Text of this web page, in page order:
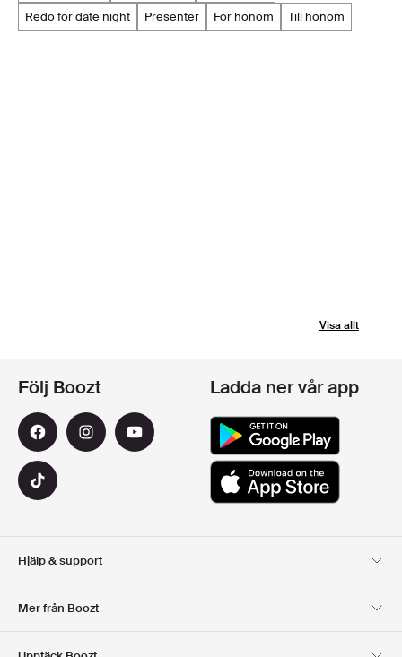
redo för date night
presenter för honom till honom
Visa allt
Hjälp & support
Mer från Boozt
Följ Boozt Ladda ner vår app